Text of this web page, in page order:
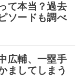
て本当？過去
ソードも調べ
広輔、一塁手
ましてしまう